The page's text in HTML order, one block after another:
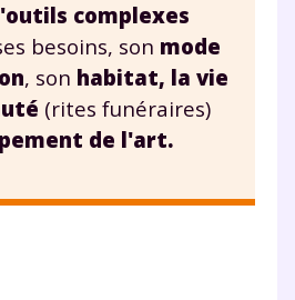
complexes
besoins, son mode
, son habitat, la vie
(rites funéraires)
de l'art.